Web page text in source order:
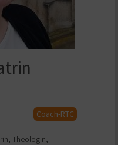
Coach-RTC
Theologin,